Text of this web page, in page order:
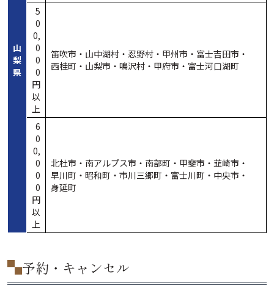
山
梨
県
5
0
0,
0
0
0
円
以
上
笛吹市・ 山中湖村・ 忍野村・ 甲州市・ 富士吉田市・
西桂町・ 山梨市・ 鳴沢村・ 甲府市・ 富士河口湖町
6
0
0,
0
0
0
円
以
上
北杜市・ 南アルプス市・ 南部町・ 甲斐市・ 韮崎市・
早川町・ 昭和町・ 市川三郷町・ 富士川町・ 中央市・
身延町
予約・キャンセル